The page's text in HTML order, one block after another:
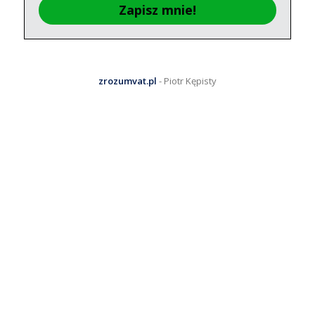
Zapisz mnie!
zrozumvat.pl - Piotr Kępisty